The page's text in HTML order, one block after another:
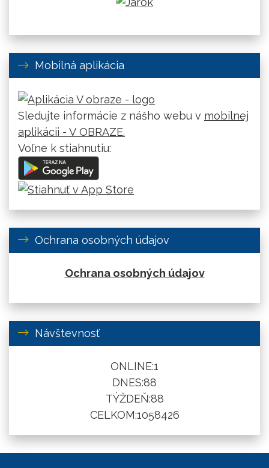
Mobilná aplikácia
Sledujte informácie z nášho webu v mobilnej
aplikácii - V OBRAZE.
Voľne k stiahnutiu:
Ochrana osobných údajov
Ochrana osobných údajov
Návštevnosť
ONLINE:1
DNES:88
TÝŽDEŇ:88
CELKOM:1058426